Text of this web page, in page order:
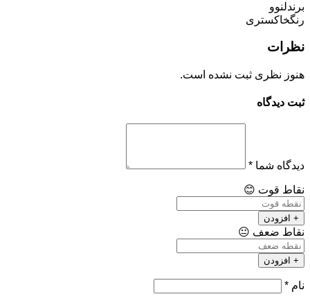
برندلنوو
رنگخاکستری
نظرات
هنوز نظری ثبت نشده است.
ثبت دیدگاه
دیدگاه شما *
نقاط قوت 😊
+ افزودن
نقاط ضعف 😐
+ افزودن
نام *